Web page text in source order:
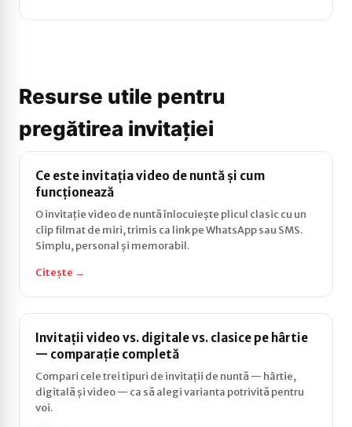
Resurse utile pentru
pregătirea invitației
Ce este invitația video de nuntă și cum
funcționează
O invitație video de nuntă înlocuiește plicul clasic cu un
clip filmat de miri, trimis ca link pe WhatsApp sau SMS.
Simplu, personal și memorabil.
Citește →
Invitații video vs. digitale vs. clasice pe hârtie
— comparație completă
Compari cele trei tipuri de invitații de nuntă — hârtie,
digitală și video — ca să alegi varianta potrivită pentru
voi.